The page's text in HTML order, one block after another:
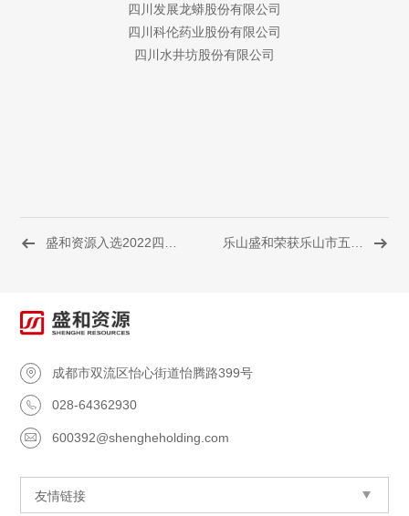
四川发展龙蟒股份有限公司
四川科伦药业股份有限公司
四川水井坊股份有限公司
 
 成都市双流区怡心街道怡腾路399号
 028-64362930
 600392@shengheholding.com
友情链接